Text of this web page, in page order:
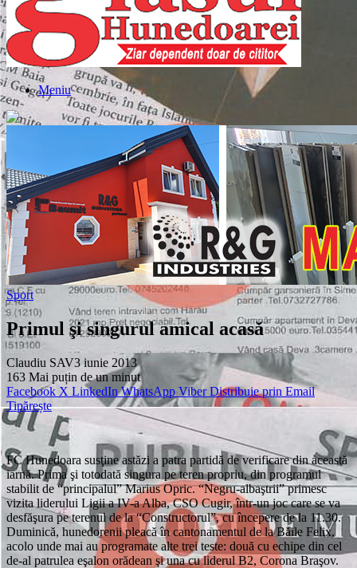
Meniu
Sport
Primul şi singurul amical acasă
Claudiu SAV3 iunie 2013
163 Mai puțin de un minut
Facebook X LinkedIn WhatsApp Viber Distribuie prin Email
Tipărește
FC Hunedoara susţine astăzi a patra partidă de verificare din această
iarnă. Prima şi totodată singura pe teren propriu, din programul
stabilit de “principalul” Marius Opric. “Negru-albaştrii” primesc
vizita liderului Ligii a IV-a Alba, CSO Cugir, într-un joc care se va
desfăşura pe terenul de la “Constructorul”, cu începere de la 11.30.
Duminică, hunedorenii pleacă în cantonamentul de la Băile Felix,
acolo unde mai au programate alte trei teste: două cu echipe din cel
de-al patrulea eşalon orădean şi una cu liderul B2, Corona Braşov.